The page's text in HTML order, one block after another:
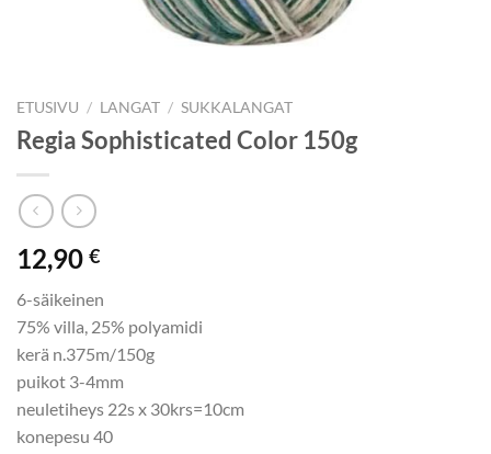
ETUSIVU / LANGAT / SUKKALANGAT
Regia Sophisticated Color 150g
12,90 €
6-säikeinen
75% villa, 25% polyamidi
kerä n.375m/150g
puikot 3-4mm
neuletiheys 22s x 30krs=10cm
konepesu 40